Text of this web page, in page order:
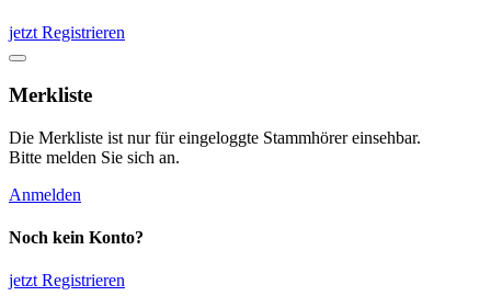
jetzt Registrieren
Merkliste
Die Merkliste ist nur für eingeloggte Stammhörer einsehbar.
Bitte melden Sie sich an.
Anmelden
Noch kein Konto?
jetzt Registrieren